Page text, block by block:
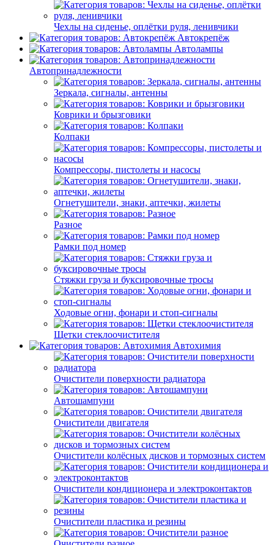
Чехлы на сиденье, оплётки руля, ленивчики
Автокрепёж
Автолампы
Автопринадлежности
Зеркала, сигналы, антенны
Коврики и брызговики
Колпаки
Компрессоры, пистолеты и насосы
Огнетушители, знаки, аптечки, жилеты
Разное
Рамки под номер
Стяжки груза и буксировочные тросы
Ходовые огни, фонари и стоп-сигналы
Щетки стеклоочистителя
Автохимия
Очистители поверхности радиатора
Автошампуни
Очистители двигателя
Очистители колёсных дисков и тормозных систем
Очистители кондиционера и электроконтактов
Очистители пластика и резины